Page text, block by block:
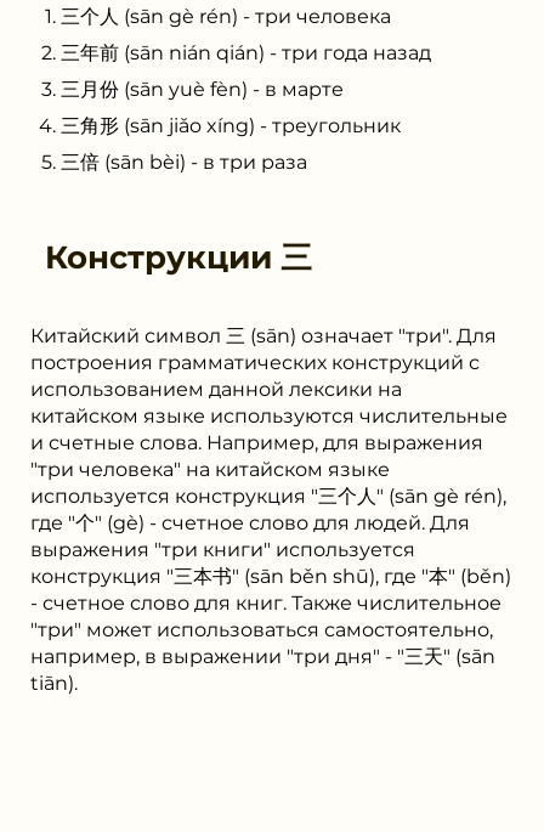
三个人 (sān gè rén) - три человека
三年前 (sān nián qián) - три года назад
三月份 (sān yuè fèn) - в марте
三角形 (sān jiǎo xíng) - треугольник
三倍 (sān bèi) - в три раза
Конструкции 三
Китайский символ 三 (sān) означает "три". Для
построения грамматических конструкций с
использованием данной лексики на
китайском языке используются числительные
и счетные слова. Например, для выражения
"три человека" на китайском языке
используется конструкция "三个人" (sān gè rén),
где "个" (gè) - счетное слово для людей. Для
выражения "три книги" используется
конструкция "三本书" (sān běn shū), где "本" (běn)
- счетное слово для книг. Также числительное
"три" может использоваться самостоятельно,
например, в выражении "три дня" - "三天" (sān
tiān).